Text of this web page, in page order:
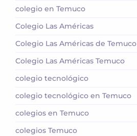
colegio en Temuco
Colegio Las Américas
Colegio Las Américas de Temuco
Colegio Las Américas Temuco
colegio tecnológico
colegio tecnológico en Temuco
colegios en Temuco
colegios Temuco